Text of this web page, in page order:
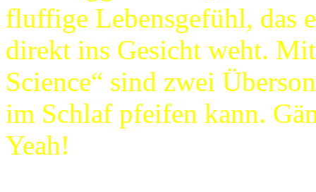
fluffige Lebensgefühl, das
direkt ins Gesicht weht.
Science“ sind zwei
im Schlaf pfeifen kann.
Yeah!